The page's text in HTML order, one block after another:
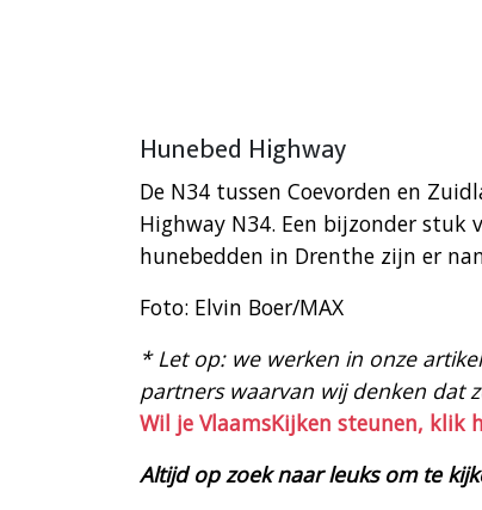
Hunebed Highway
De N34 tussen Coevorden en
Highway N34. Een bijzonder stuk
hunebedden in Drenthe zijn er
Foto: Elvin Boer/MAX
* Let op: we werken in onze
partners waarvan wij denken dat
Wil je VlaamsKijken steunen, klik
Altijd op zoek naar leuks om te